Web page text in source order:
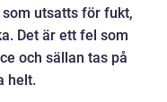
utsatts för fukt,
Det är ett fel som
och sällan tas på
helt.